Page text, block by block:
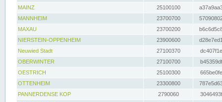
MAINZ
25100100
MANNHEIM
23700700
MAXAU
23700200
NIERSTEIN-OPPENHEIM
23900600
Neuwied Stadt
27100370
OBERWINTER
27100700
OESTRICH
25100300
OTTENHEIM
23300800
PANNERDENSE KOP
2790060